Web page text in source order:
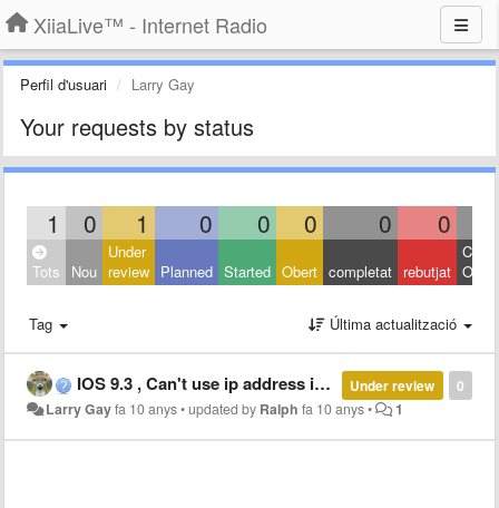
XiiaLive™ - Internet Radio
Perfil d'usuari Larry Gay
Your requests by status
1 0 1 0 0 0 0 0
Tots Nou
Under
review Planned Started Obert completat rebutjat Other
Tag Última actualització
0
Under review
IOS 9.3 , Can't use ip address in favorites
Larry Gayfa 10 anys•updated by Ralph fa 10 anys• 1